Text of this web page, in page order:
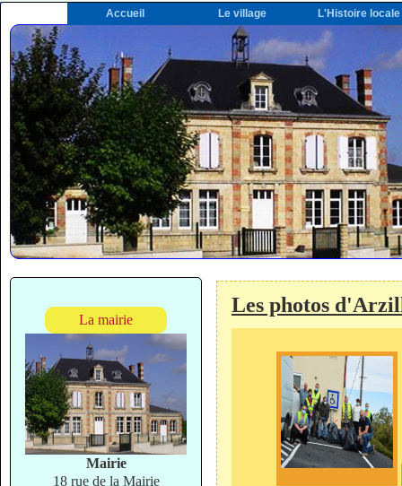
Accueil Le village L'Histoire locale
La mairie
Mairie
18 rue de la Mairie
Les photos